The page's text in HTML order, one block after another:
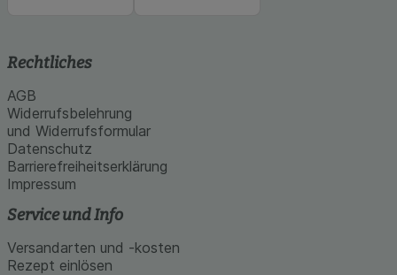
Rechtliches
AGB
Widerrufsbelehrung
und Widerrufsformular
Datenschutz
Barrierefreiheitserklärung
Impressum
Service und Info
Versandarten und -kosten
Rezept einlösen